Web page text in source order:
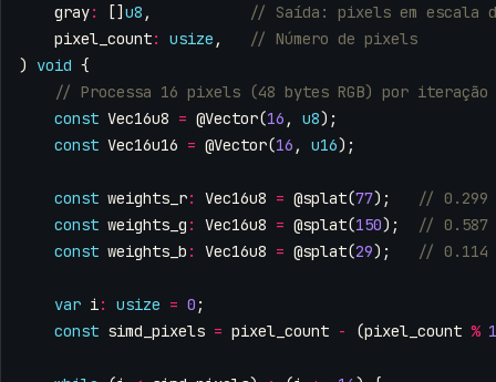
gray: [] u8 ,
pixel_count: usize ,
)
void {
const Vec16u8 = @Vector(16 , u8);
const Vec16u16 = @Vector(16 , u16);
const weights_r: Vec16u8 = @splat(77);
const weights_g : Vec16u8 = @splat(150);
const weights_b : Vec16u8 = @splat(29);
var i: usize = 0 ;
const simd_pixels = pixel_count - (pixel_count %